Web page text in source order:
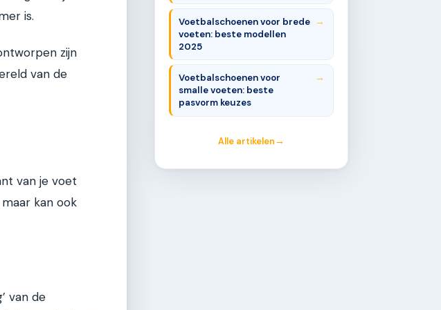
is.
zijn
van de
van je voet
kan ook
van de
Voetbalschoenen voor brede
voeten: beste modellen
2025
Voetbalschoenen voor
smalle voeten: beste
pasvorm keuzes
Alle artikelen